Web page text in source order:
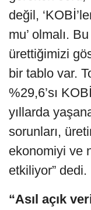
değil,
mu’ olmalı.
ürettiğimizi
bir tablo var.
%29,6’sı
yıllarda
sorunları,
ekonomiyi ve
etkiliyor” dedi.
“Asıl açık